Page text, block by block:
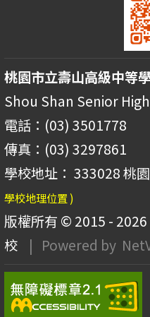
桃園市立壽山高級中等
Shou Shan Senior
電話：(03) 3501778
傳真：(03) 3297861
學校地址： 333028 桃
學校地理位置 )
版權所有 © 2015 - 2026
校
| Powered by